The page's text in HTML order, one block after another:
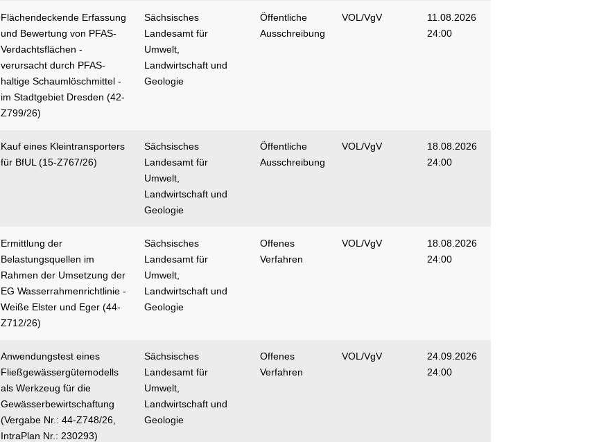
Flächendeckende Erfassung
und Bewertung von PFAS-
Verdachtsflächen -
verursacht durch PFAS-
haltige Schaumlöschmittel -
im Stadtgebiet Dresden (42-
Z799/26)
Sächsisches
Landesamt für
Umwelt,
Landwirtschaft und
Geologie
Öffentliche
Ausschreibung
VOL/VgV
11.08.2026
24:00
Kauf eines Kleintransporters
für BfUL (15-Z767/26)
Sächsisches
Landesamt für
Umwelt,
Landwirtschaft und
Geologie
Öffentliche
Ausschreibung
VOL/VgV
18.08.2026
24:00
Ermittlung der
Belastungsquellen im
Rahmen der Umsetzung der
EG Wasserrahmenrichtlinie -
Weiße Elster und Eger (44-
Z712/26)
Sächsisches
Landesamt für
Umwelt,
Landwirtschaft und
Geologie
Offenes
Verfahren
VOL/VgV
18.08.2026
24:00
Anwendungstest eines
Fließgewässergütemodells
als Werkzeug für die
Gewässerbewirtschaftung
(Vergabe Nr.: 44-Z748/26,
IntraPlan Nr.: 230293)
Sächsisches
Landesamt für
Umwelt,
Landwirtschaft und
Geologie
Offenes
Verfahren
VOL/VgV
24.09.2026
24:00